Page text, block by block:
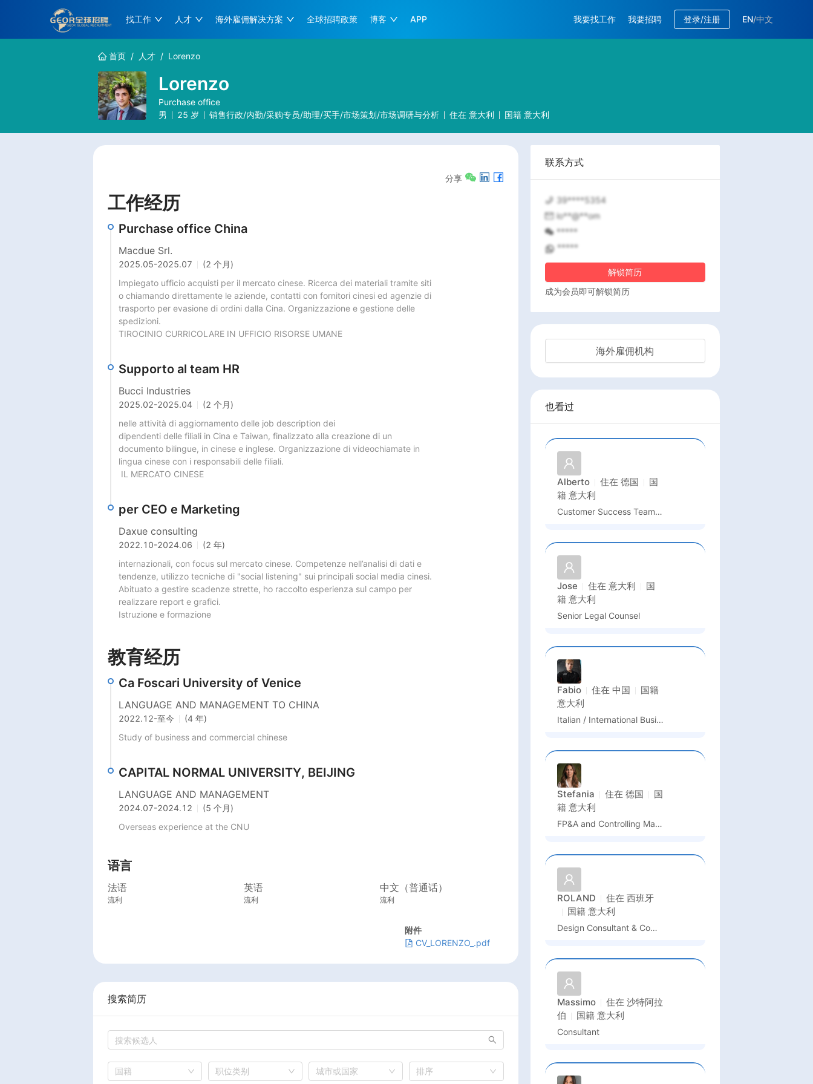
找工作 人才 海外雇佣解决方案 全球招聘政策 博客 APP 我要找工作 我要招聘 登录/注册 EN/中文
首页 / 人才 / Lorenzo
Lorenzo
Purchase office
男
25 岁 销售行政/内勤/采购专员/助理/买手/市场策划/市场调研与分析 住在 意大利 国籍 意大利
分享
工作经历
Purchase office China
Macdue Srl.
2025.05-2025.07
(2 个月)
Impiegato ufficio acquisti per il mercato cinese. Ricerca dei materiali tramite siti
o chiamando direttamente le aziende, contatti con fornitori cinesi ed agenzie di
trasporto per evasione di ordini dalla Cina. Organizzazione e gestione delle
spedizioni.
TIROCINIO CURRICOLARE IN UFFICIO RISORSE UMANE
Supporto al team HR
Bucci Industries
2025.02-2025.04
(2 个月)
nelle attività di aggiornamento delle job description dei
dipendenti delle filiali in Cina e Taiwan, finalizzato alla creazione di un
documento bilingue, in cinese e inglese. Organizzazione di videochiamate in
lingua cinese con i responsabili delle filiali.
IL MERCATO CINESE
per CEO e Marketing
Daxue consulting
2022.10-2024.06
(2 年)
internazionali, con focus sul mercato cinese. Competenze nell’analisi di dati e
tendenze, utilizzo tecniche di "social listening" sui principali social media cinesi.
Abituato a gestire scadenze strette, ho raccolto esperienza sul campo per
realizzare report e grafici.
Istruzione e formazione
教育经历
Ca Foscari University of Venice
LANGUAGE AND MANAGEMENT TO CHINA
2022.12-至今
(4 年)
Study of business and commercial chinese
CAPITAL NORMAL UNIVERSITY, BEIJING
LANGUAGE AND MANAGEMENT
2024.07-2024.12
(5 个月)
Overseas experience at the CNU
语言
法语
流利
英语
流利
中文（普通话）
流利
附件
CV_LORENZO_.pdf
搜索简历
国籍 职位类别 城市或国家 排序
联系方式
39****5354
lo**@**om
*****
*****
解锁简历
成为会员即可解锁简历
海外雇佣机构
也看过
Alberto 住在 德国
国
籍 意大利
Customer Success Team - Technical Operations & Training Expert
Jose 住在 意大利
国
籍 意大利
Senior Legal Counsel
Fabio 住在 中国
国籍
意大利
Italian / International Business Foreign Teacher
Stefania 住在 德国
国
籍 意大利
FP&A and Controlling Manager
ROLAND 住在 西班牙
国籍 意大利
Design Consultant & Commercial
Massimo 住在 沙特阿拉
伯
国籍 意大利
Consultant